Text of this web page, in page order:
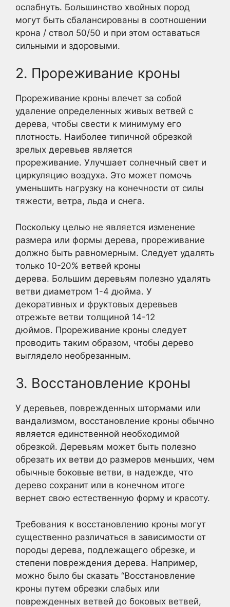
ослабнуть. Большинство хвойных пород
могут быть сбалансированы в соотношении
крона / ствол 50/50 и при этом оставаться
сильными и здоровыми.
2. Прореживание кроны
Прореживание кроны влечет за собой
удаление определенных живых ветвей с
дерева, чтобы свести к минимуму его
плотность. Наиболее типичной обрезкой
зрелых деревьев является
прореживание. Улучшает солнечный свет и
циркуляцию воздуха. Это может помочь
уменьшить нагрузку на конечности от силы
тяжести, ветра, льда и снега.
Поскольку целью не является изменение
размера или формы дерева, прореживание
должно быть равномерным. Следует удалять
только 10-20% ветвей кроны
дерева. Большим деревьям полезно удалять
ветви диаметром 1-4 дюйма. У
декоративных и фруктовых деревьев
отрежьте ветви толщиной 14-12
дюймов. Прореживание кроны следует
проводить таким образом, чтобы дерево
выглядело необрезанным.
3. Восстановление кроны
У деревьев, поврежденных штормами или
вандализмом, восстановление кроны обычно
является единственной необходимой
обрезкой. Деревьям может быть полезно
обрезать их ветви до размеров меньших, чем
обычные боковые ветви, в надежде, что
дерево сохранит или в конечном итоге
вернет свою естественную форму и красоту.
Требования к восстановлению кроны могут
существенно различаться в зависимости от
породы дерева, подлежащего обрезке, и
степени повреждения дерева. Например,
можно было бы сказать “Восстановление
кроны путем обрезки слабых или
поврежденных ветвей до боковых ветвей,